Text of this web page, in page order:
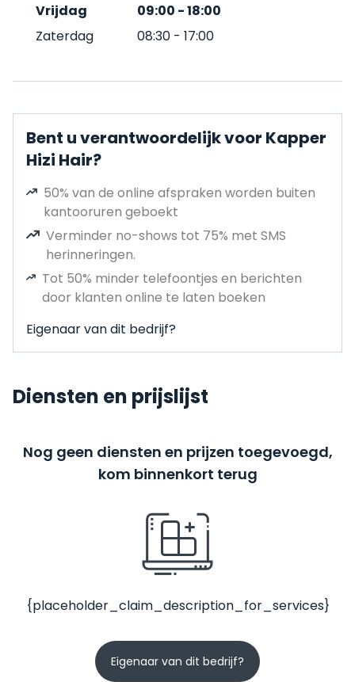
Vrijdag
09:00 -18:00
Zaterdag
08:30 - 17:00
Bent u verantwoordelijk voor Kapper
Hizi Hair?
50% van de online afspraken worden buiten
kantooruren geboekt
Verminder no-shows tot 75% met SMS
herinneringen.
Tot 50% minder telefoontjes en berichten
door klanten online te laten boeken
Eigenaar van dit bedrijf?
Diensten en prijslijst
Nog geen diensten en prijzen toegevoegd,
kom binnenkort terug
{placeholder_claim_description_for_services}
Eigenaar van dit bedrijf?